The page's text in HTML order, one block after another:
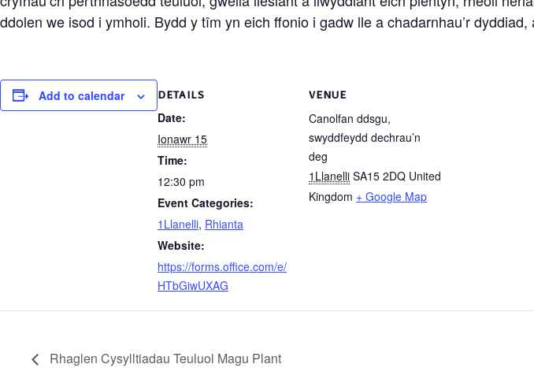
ddolen we isod i ymholi. Bydd y tîm yn eich ffonio i gadw lle a chadarnhau’r dyddiad,
Add to calendar DETAILS
Date:
Ionawr 15
Time:
12:30 pm
Event Categories:
1Llanelli, Rhianta
Website:
https://forms.office.com/e/
HTbGiwUXAG
VENUE
Canolfan ddsgu,
swyddfeydd dechrau’n
deg
1Llanelli SA15 2DQ United
Kingdom + Google Map
Rhaglen Cysylltiadau Teuluol Magu Plant